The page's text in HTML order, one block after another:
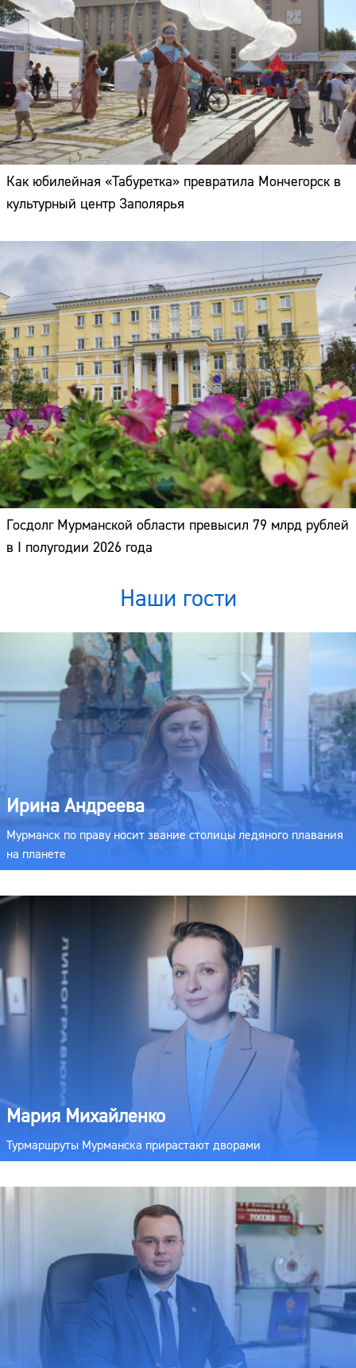
Как юбилейная «Табуретка» превратила Мончегорск в
культурный центр Заполярья
Госдолг Мурманской области превысил 79 млрд рублей
в I полугодии 2026 года
Наши гости
Ирина Андреева
Мурманск по праву носит звание столицы ледяного плавания
на планете
Мария Михайленко
Турмаршруты Мурманска прирастают дворами